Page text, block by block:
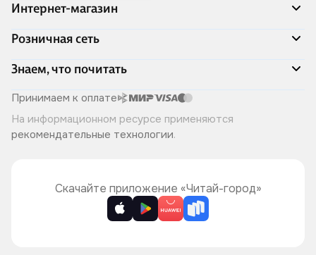
Интернет-магазин
Акции
Доставка и оплата
Программа лояльности
Подарочные сертификаты
Правила продажи
Политика конфиденциальности
Розничная сеть
Адреса магазинов
Книжный Дозор
О компании
Читай-город для бизнеса
Хотите у нас работать?
Знаем, что почитать
Скоро в продаже
Лучшие из лучших
Читай-журнал
Принимаем к оплате
На информационном ресурсе применяются
рекомендательные технологии.
Скачайте приложение «Читай-город»